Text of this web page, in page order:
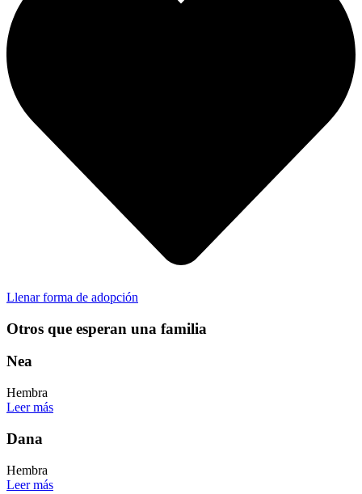
Llenar forma de adopción
Otros que esperan una familia
Nea
Hembra
Leer más
Dana
Hembra
Leer más